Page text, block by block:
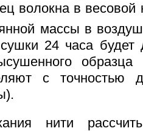
волокна в весовой
массы в
24 часа будет
с точностью
нити